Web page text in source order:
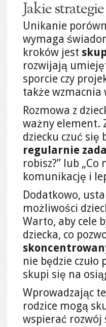
Jakie
Unikanie
wymaga
kroków jest
rozwijają
sporcie czy
także wzmacnia
Rozmowa z
ważny element.
dziecku czuć
regularnie
robisz?” lub
komunikację i
Dodatkowo,
możliwości
Warto, aby cele
dziecka, co
nie będzie
skupi się na
Wprowadzając
rodzice mogą
wspierać rozwój